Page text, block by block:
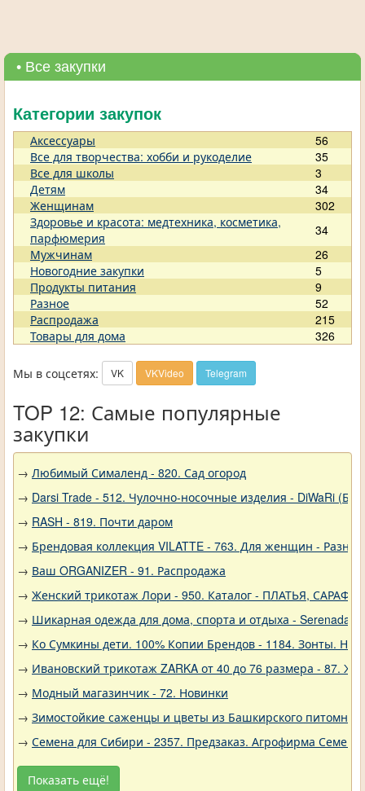
• Все закупки
Категории закупок
Аксессуары
56
Все для творчества: хобби и рукоделие
35
Все для школы
3
Детям
34
Женщинам
302
Здоровье и красота: медтехника, косметика,
парфюмерия
34
Мужчинам
26
Новогодние закупки
5
Продукты питания
9
Разное
52
Распродажа
215
Товары для дома
326
Мы в соцсетях: VK VKVideo Telegram
TOP 12: Самые популярные
закупки
→ Любимый Сималенд - 820. Сад огород
→ Darsi Trade - 512. Чулочно-носочные изделия - DiWaRi
→ RASH - 819. Почти даром
→ Брендовая коллекция VILATTE - 763. Для женщин - Разное
→ Ваш ORGANIZER - 91. Распродажа
→ Женский трикотаж Лори - 950. Каталог - ПЛАТЬЯ,
→ Шикарная одежда для дома, спорта и отдыха - Serenada -
→ Ко Сумкины дети. 100% Копии Брендов - 1184. Зонты.
→ Ивановский трикотаж ZARKA от 40 до 76 размера - 87.
→ Модный магазинчик - 72. Новинки
→ Зимостойкие саженцы и цветы из Башкирского
→ Семена для Сибири - 2357. Предзаказ. Агрофирма
Показать ещё!